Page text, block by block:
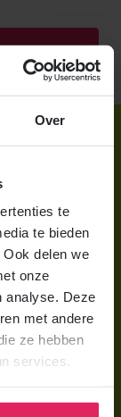
Over
te
te bieden
delen we
onze
analyse. Deze
met andere
ze hebben
services.